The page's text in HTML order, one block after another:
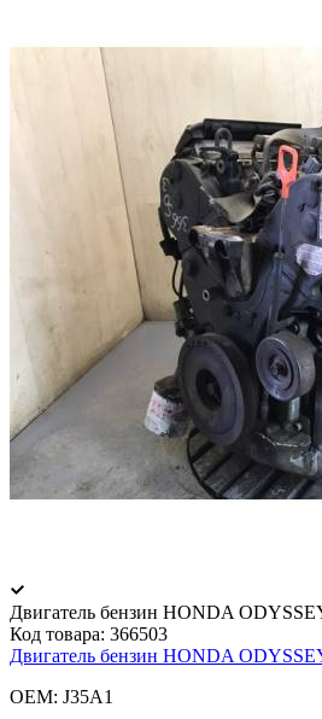
Двигатель бензин HONDA
Код товара: 366503
Двигатель бензин HONDA
OEM: J35A1